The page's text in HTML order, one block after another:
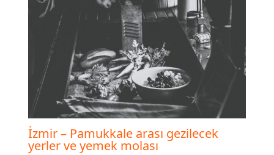
İzmir – Pamukkale arası gezilecek
yerler ve yemek molası